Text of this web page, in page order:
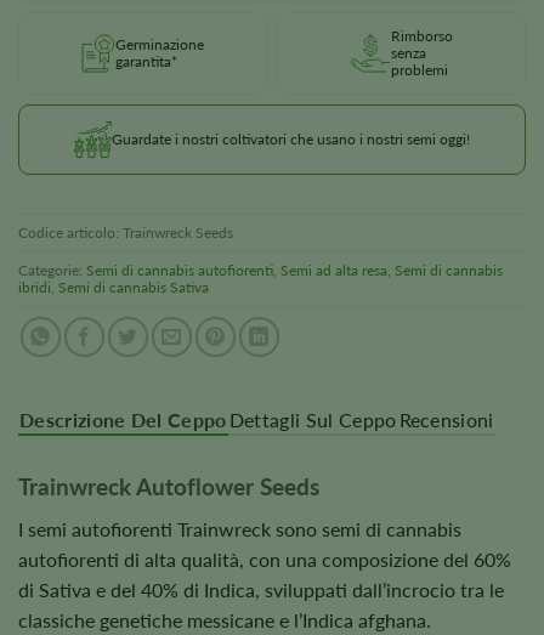
Germinazione
garantita*
Rimborso
senza
problemi
Guardate i nostri coltivatori che usano i nostri semi oggi!
Codice articolo: Trainwreck Seeds
Categorie: Semi di cannabis autofiorenti, Semi ad alta resa, Semi di cannabis
ibridi, Semi di cannabis Sativa
Descrizione Del Ceppo Dettagli Sul Ceppo Recensioni
Trainwreck Autoflower Seeds
I semi autofiorenti Trainwreck sono semi di cannabis
autofiorenti di alta qualità, con una composizione del 60%
di Sativa e del 40% di Indica, sviluppati dall’incrocio tra le
classiche genetiche messicane e l’Indica afghana.